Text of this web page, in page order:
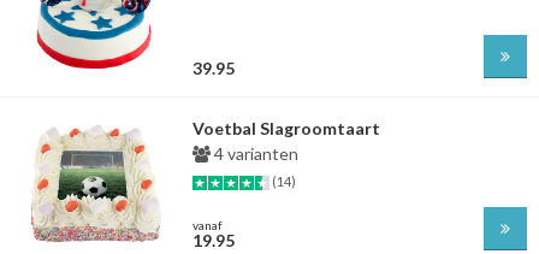
39.95
Voetbal Slagroomtaart
4 varianten
(14)
vanaf
19.95